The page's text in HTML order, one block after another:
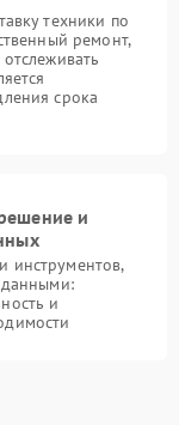
техники по
ремонт,
срока
и
инструментов,
данными:
и